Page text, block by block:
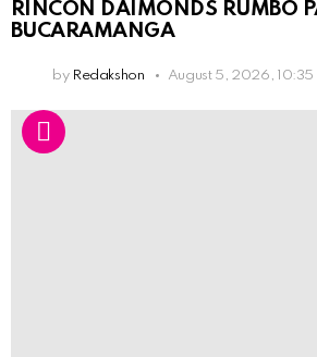
RINCON DAIMONDS RUMBO
BUCARAMANGA
by Redakshon August 5, 2026, 10:35